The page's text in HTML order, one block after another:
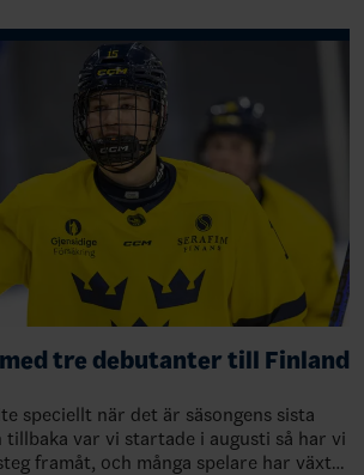
tre debutanter till Finland
speciellt när det är säsongens sista
tillbaka var vi startade i augusti så har vi
framåt, och många spelare har växt